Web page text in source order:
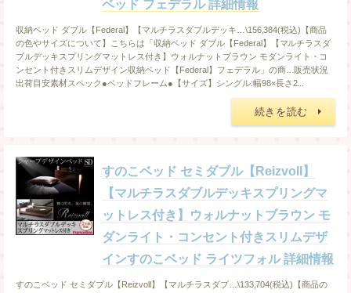
ベッド フェデラル 詳細情報
収納ベッド ダブル【Federal】【マルチラスダブルデッキ…\156,384(税込)【商品
の色やサイズについて】こちらは「収納ベッド ダブル【Federal】【マルチラスダ
ブルデッキスプリングマットレス付き】ウォルナットブラウン モダンライト・コ
ンセント付きスリムデザイン収納ベッド【Federal】フェデラル」の商…販売状況
出荷目安素材スペック●ベッドフレーム●【サイズ】シングル:幅98×長さ2...
続きを読む
すのこベッド セミダブル【Reizvoll】
【マルチラスダブルデッキスプリングマ
ットレス付き】ウォルナットブラウン モ
ダンライト・コンセント付きスリムデザ
インすのこベッド ライツフォル 詳細情報
すのこベッド セミダブル【Reizvoll】【マルチラスダブ…\133,704(税込)【商品の